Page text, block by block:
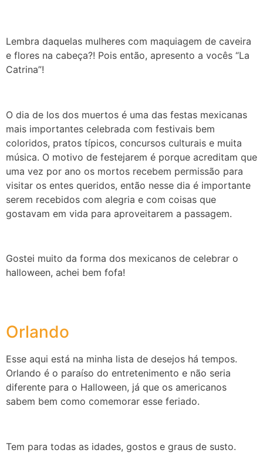
Lembra daquelas mulheres com maquiagem de caveira
e flores na cabeça?! Pois então, apresento a vocês “La
Catrina”!
O dia de los dos muertos é uma das festas mexicanas
mais importantes celebrada com festivais bem
coloridos, pratos típicos, concursos culturais e muita
música. O motivo de festejarem é porque acreditam que
uma vez por ano os mortos recebem permissão para
visitar os entes queridos, então nesse dia é importante
serem recebidos com alegria e com coisas que
gostavam em vida para aproveitarem a passagem.
Gostei muito da forma dos mexicanos de celebrar o
halloween, achei bem fofa!
Orlando
Esse aqui está na minha lista de desejos há tempos.
Orlando é o paraíso do entretenimento e não seria
diferente para o Halloween, já que os americanos
sabem bem como comemorar esse feriado.
Tem para todas as idades, gostos e graus de susto.